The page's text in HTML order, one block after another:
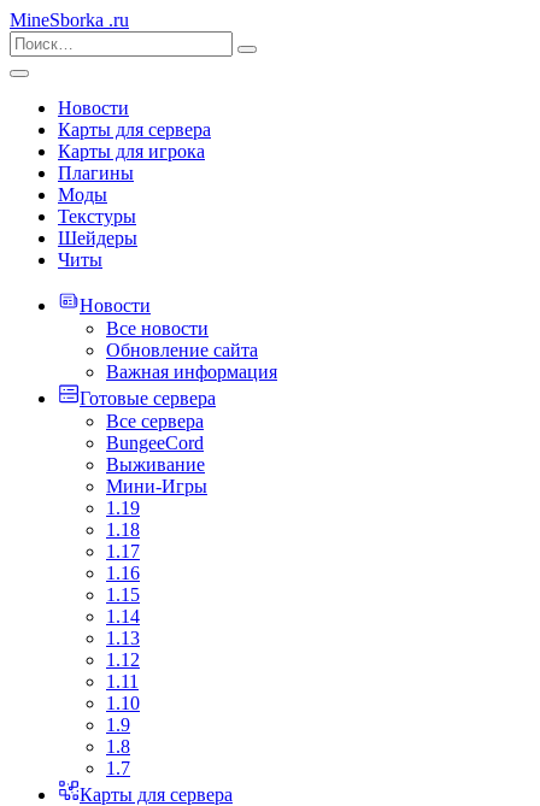
MineSborka .ru
Новости
Карты для сервера
Карты для игрока
Плагины
Моды
Текстуры
Шейдеры
Читы
Новости
Все новости
Обновление сайта
Важная информация
Готовые сервера
Все сервера
BungeeCord
Выживание
Мини-Игры
1.19
1.18
1.17
1.16
1.15
1.14
1.13
1.12
1.11
1.10
1.9
1.8
1.7
Карты для сервера